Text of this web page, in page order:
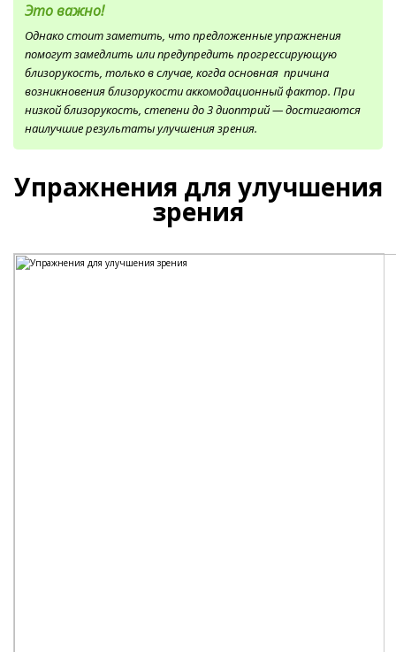
Это важно!
Однако стоит заметить, что предложенные упражнения
помогут замедлить или предупредить прогрессирующую
близорукость, только в случае, когда основная причина
возникновения близорукости аккомодационный фактор. При
низкой близорукость, степени до 3 диоптрий — достигаются
наилучшие результаты улучшения зрения.
Упражнения для улучшения
зрения